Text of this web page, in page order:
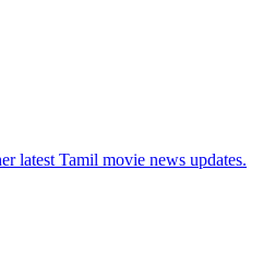
latest Tamil movie news updates.